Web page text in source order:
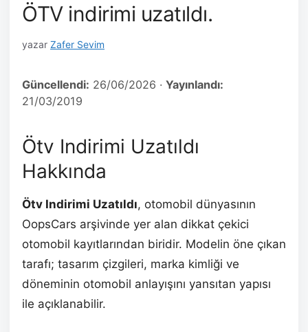
ÖTV indirimi uzatıldı.
yazar Zafer Sevim
Güncellendi: 26/06/2026 · Yayınlandı:
21/03/2019
Ötv Indirimi Uzatıldı
Hakkında
Ötv Indirimi Uzatıldı, otomobil dünyasının
OopsCars arşivinde yer alan dikkat çekici
otomobil kayıtlarından biridir. Modelin öne çıkan
tarafı; tasarım çizgileri, marka kimliği ve
döneminin otomobil anlayışını yansıtan yapısı
ile açıklanabilir.